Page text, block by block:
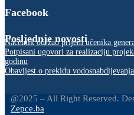
Facebook
Posljednje novosti
Načelnik održao prijem učenika
Potpisani ugovori za realizaciju
godinu
Obavijest o prekidu vodosnabdijevanja
@2025 – All Right Reserved.
Zepce.ba